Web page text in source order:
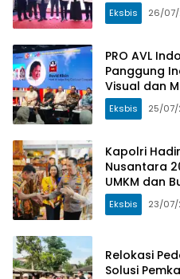
Eksbis 26/
PRO AVL
Panggung
Visual dan
Eksbis 25/
Kapolri
Nusantara
UMKM dan
Eksbis 23/
Relokasi
Solusi